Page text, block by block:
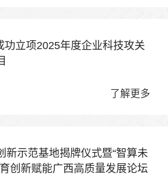
功立项2025年度企业科技攻关
了解更多
新示范基地揭牌仪式暨“智算未
创新赋能广西高质量发展论坛